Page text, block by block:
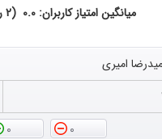
میانگین امتیاز کاربران: 0.0 (2 رای)
امیری
0
0